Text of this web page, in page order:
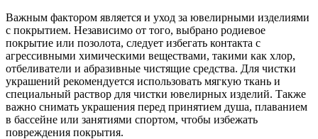
Важным фактором является и уход за ювелирными изделиями
с покрытием. Независимо от того, выбрано родиевое
покрытие или позолота, следует избегать контакта с
агрессивными химическими веществами, такими как хлор,
отбеливатели и абразивные чистящие средства. Для чистки
украшений рекомендуется использовать мягкую ткань и
специальный раствор для чистки ювелирных изделий. Также
важно снимать украшения перед принятием душа, плаванием
в бассейне или занятиями спортом, чтобы избежать
повреждения покрытия.